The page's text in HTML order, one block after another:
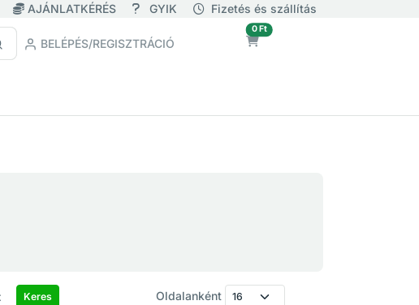
AJÁNLATKÉRÉS GYIK Fizetés és szállítás
BELÉPÉS/REGISZTRÁCIÓ
0 Ftüres
Oldalanként